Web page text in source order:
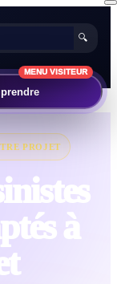
🔍
PROJET
à
MENU VISITEUR